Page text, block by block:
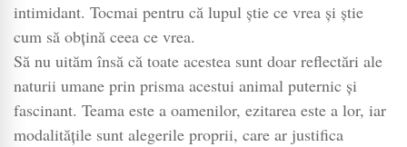
intimidant. Tocmai pentru că lupul știe ce vrea și știe
cum să obțină ceea ce vrea.
Să nu uităm însă că toate acestea sunt doar reflectări ale
naturii umane prin prisma acestui animal puternic și
fascinant. Teama este a oamenilor, ezitarea este a lor, iar
modalitățile sunt alegerile proprii, care ar justifica